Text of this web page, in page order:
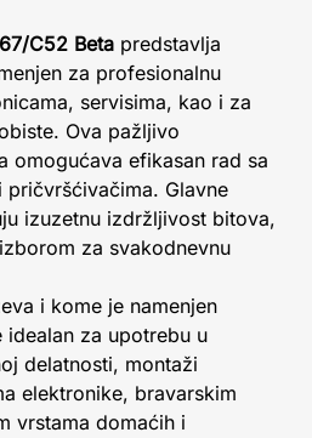
C52 Beta predstavlja
za profesionalnu
servisima, kao i za
Ova pažljivo
omogućava efikasan rad sa
Glavne
izuzetnu izdržljivost bitova,
za svakodnevnu
i kome je namenjen
za upotrebu u
delatnosti, montaži
elektronike, bravarskim
vrstama domaćih i